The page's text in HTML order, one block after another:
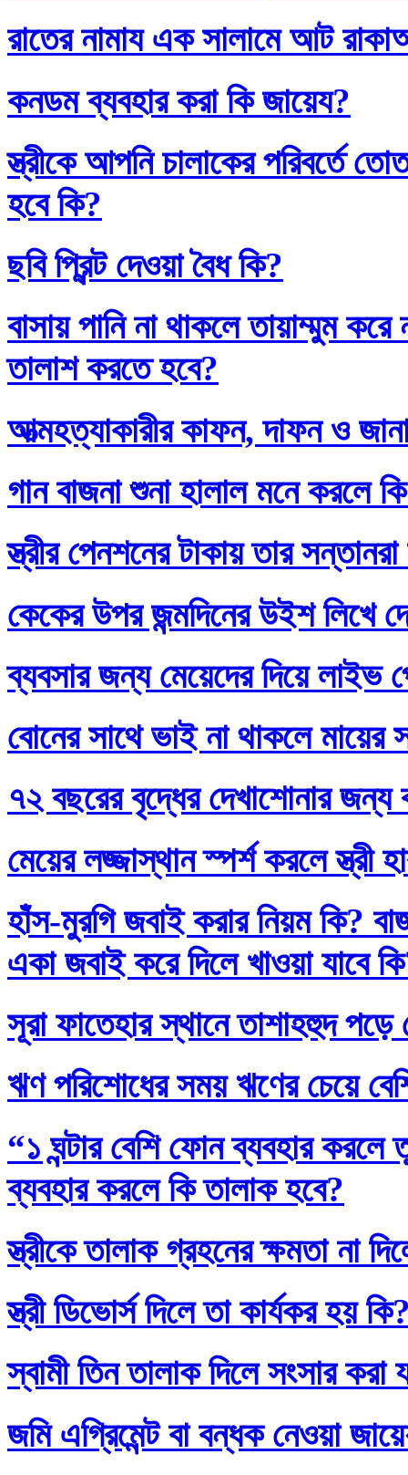
রাতের নামায এক সালামে আট
কনডম ব্যবহার করা কি জায়েয?
স্ত্রীকে আপনি চালাকের পরিবর্তে
হবে কি?
ছবি প্রিন্ট দেওয়া বৈধ কি?
বাসায় পানি না থাকলে তায়াম্মুম
তালাশ করতে হবে?
আত্মহত্যাকারীর কাফন, দাফন ও
গান বাজনা শুনা হালাল মনে করলে
স্ত্রীর পেনশনের টাকায় তার
কেকের উপর জন্মদিনের উইশ লিখে
ব্যবসার জন্য মেয়েদের দিয়ে লাইভ
বোনের সাথে ভাই না থাকলে মায়ের
৭২ বছরের বৃদ্ধের দেখাশোনার জন্য
মেয়ের লজ্জাস্থান স্পর্শ করলে স্ত্রী
হাঁস-মুরগি জবাই করার নিয়ম কি?
একা জবাই করে দিলে খাওয়া যাবে
সূরা ফাতেহার স্থানে তাশাহহুদ
ঋণ পরিশোধের সময় ঋণের চেয়ে
“১ ঘন্টার বেশি ফোন ব্যবহার
ব্যবহার করলে কি তালাক হবে?
স্ত্রীকে তালাক গ্রহনের ক্ষমতা না
স্ত্রী ডিভোর্স দিলে তা কার্যকর হয়
স্বামী তিন তালাক দিলে সংসার করা
জমি এগ্রিমেন্ট বা বন্ধক নেওয়া